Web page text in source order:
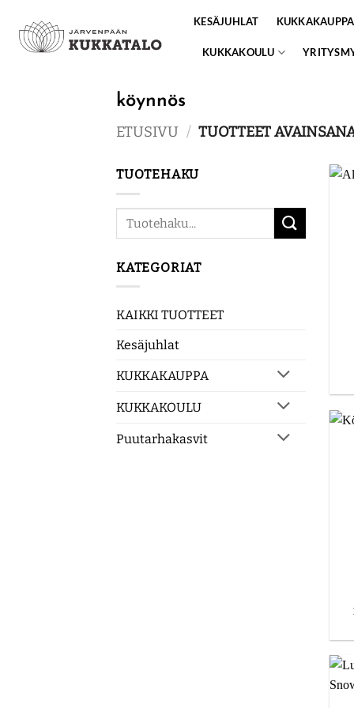
content
KESÄJUHLAT KUKKAKAUPPA
KUKKAKOULU
köynnös
ETUSIVU / TUOTTEET
TUOTEHAKU
Etsi:
KATEGORIAT
KAIKKI TUOTTEET
Kesäjuhlat
KUKKAKAUPPA
KUKKAKOULU
Puutarhakasvit